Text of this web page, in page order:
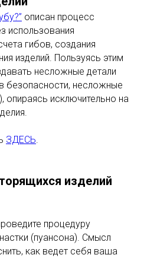
описан процесс
использования
гибов, создания
изделий. Пользуясь этим
несложные детали
безопасности, несложные
опираясь исключительно на
ЗДЕСЬ
изделий
процедуру
(пуансона). Смысл
как ведет себя ваша